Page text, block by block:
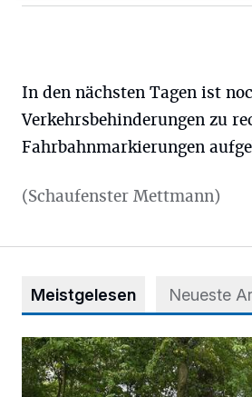
In den nächsten Tagen ist
Verkehrsbehinderungen zu
Fahrbahnmarkierungen
(Schaufenster Mettmann)
Meistgelesen Neueste
Aus Grau wird Haltung